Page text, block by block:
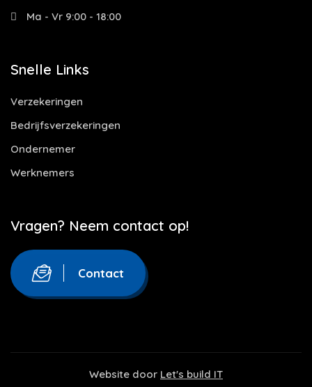
Ma - Vr 9:00 - 18:00
Snelle Links
Verzekeringen
Bedrijfsverzekeringen
Ondernemer
Werknemers
Vragen? Neem contact op!
Contact
Website door Let's build IT